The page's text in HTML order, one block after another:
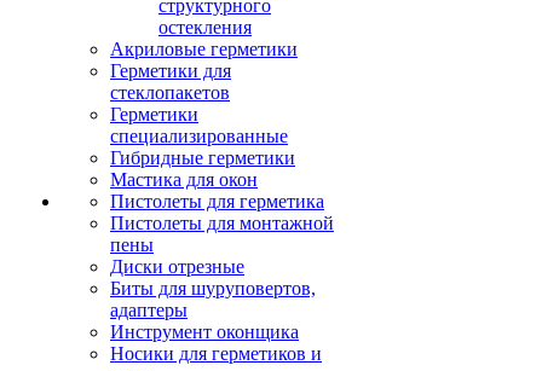
структурного
остекления
Акриловые герметики
Герметики для
стеклопакетов
Герметики
специализированные
Гибридные герметики
Мастика для окон
Пистолеты для герметика
Пистолеты для монтажной
пены
Диски отрезные
Биты для шуруповертов,
адаптеры
Инструмент оконщика
Носики для герметиков и